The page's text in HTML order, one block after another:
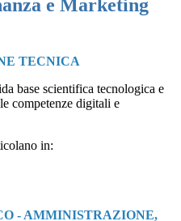
e Marketing
TECNICA
base scientifica tecnologica e
competenze digitali e
in:
- AMMINISTRAZIONE,